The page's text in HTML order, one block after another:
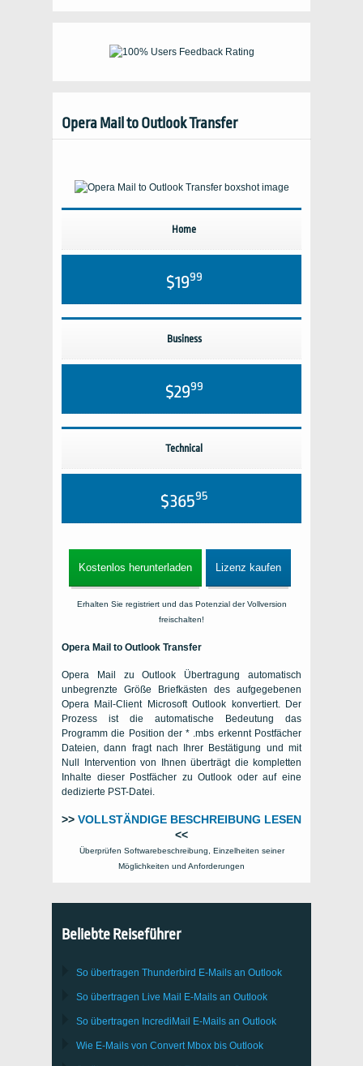
Opera Mail to Outlook Transfer
Home
$1999
Business
$2999
Technical
$36595
Kostenlos herunterladen Lizenz kaufen
Erhalten Sie registriert und das Potenzial der Vollversion
freischalten!
Opera Mail to Outlook Transfer
Opera Mail zu Outlook Übertragung automatisch
unbegrenzte Größe Briefkästen des aufgegebenen
Opera Mail-Client Microsoft Outlook konvertiert. Der
Prozess ist die automatische Bedeutung das
Programm die Position der * .mbs erkennt Postfächer
Dateien, dann fragt nach Ihrer Bestätigung und mit
Null Intervention von Ihnen überträgt die kompletten
Inhalte dieser Postfächer zu Outlook oder auf eine
dedizierte PST-Datei.
>> VOLLSTÄNDIGE BESCHREIBUNG LESEN
<<
Überprüfen Softwarebeschreibung, Einzelheiten seiner
Möglichkeiten und Anforderungen
Beliebte Reiseführer
So übertragen Thunderbird E-Mails an Outlook
So übertragen Live Mail E-Mails an Outlook
So übertragen IncrediMail E-Mails an Outlook
Wie E-Mails von Convert Mbox bis Outlook